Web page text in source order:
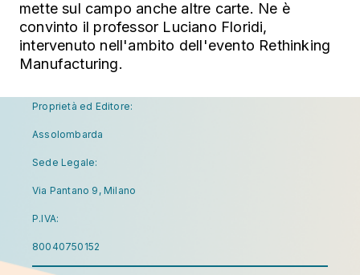
mette sul campo anche altre carte. Ne è
convinto il professor Luciano Floridi,
intervenuto nell'ambito dell'evento Rethinking
Manufacturing.
Proprietà ed Editore:
Assolombarda
Sede Legale:
Via Pantano 9, Milano
P.IVA:
80040750152